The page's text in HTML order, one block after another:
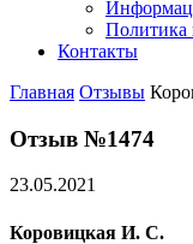
Политика
Контакты
Главная Отзывы
Отзыв №1474
23.05.2021
Коровицкая И. С.